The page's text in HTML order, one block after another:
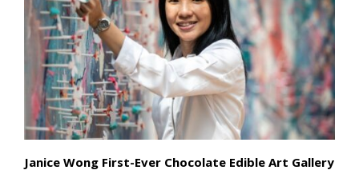
Janice Wong First-Ever Chocolate Edible Art Gallery